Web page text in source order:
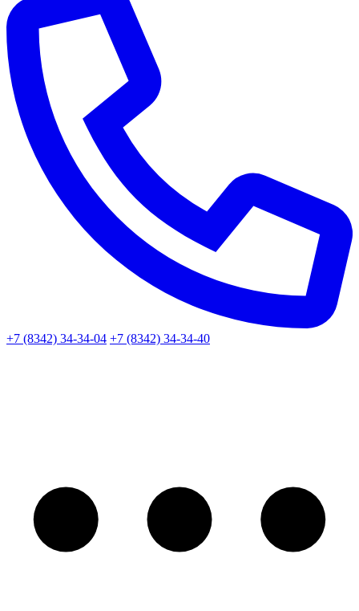
+7 (8342) 34-34-04 +7 (8342) 34-34-40